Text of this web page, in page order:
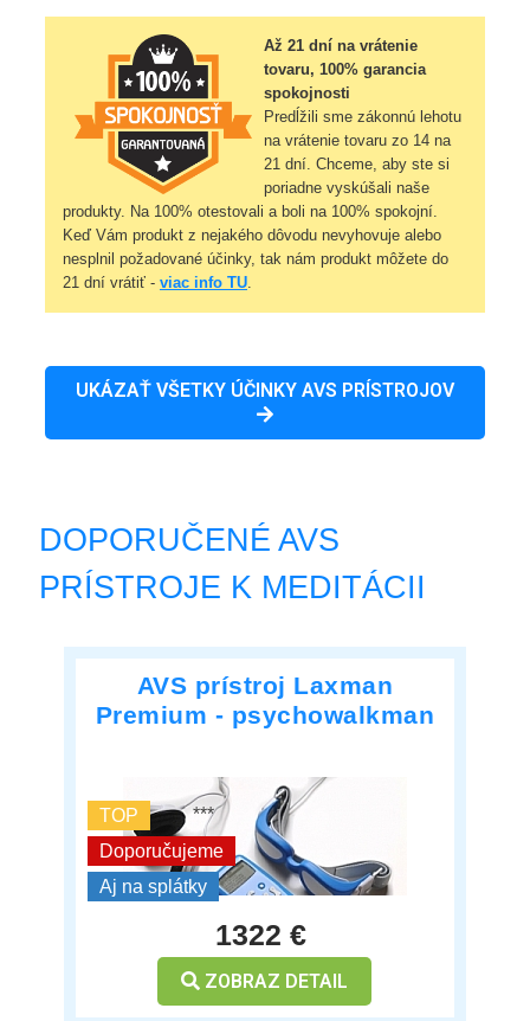
Až 21 dní na vrátenie
tovaru, 100% garancia
spokojnosti
Predĺžili sme zákonnú lehotu
na vrátenie tovaru zo 14 na
21 dní. Chceme, aby ste si
poriadne vyskúšali naše
produkty. Na 100% otestovali a boli na 100% spokojní.
Keď Vám produkt z nejakého dôvodu nevyhovuje alebo
nesplnil požadované účinky, tak nám produkt môžete do
21 dní vrátiť - viac info TU
UKÁZAŤ VŠETKY ÚČINKY AVS PRÍSTROJOV
DOPORUČENÉ AVS
PRÍSTROJE K MEDITÁCII
AVS prístroj Laxman
Premium - psychowalkman
TOP
Doporučujeme
Aj na splátky
***
1322 €
ZOBRAZ DETAIL